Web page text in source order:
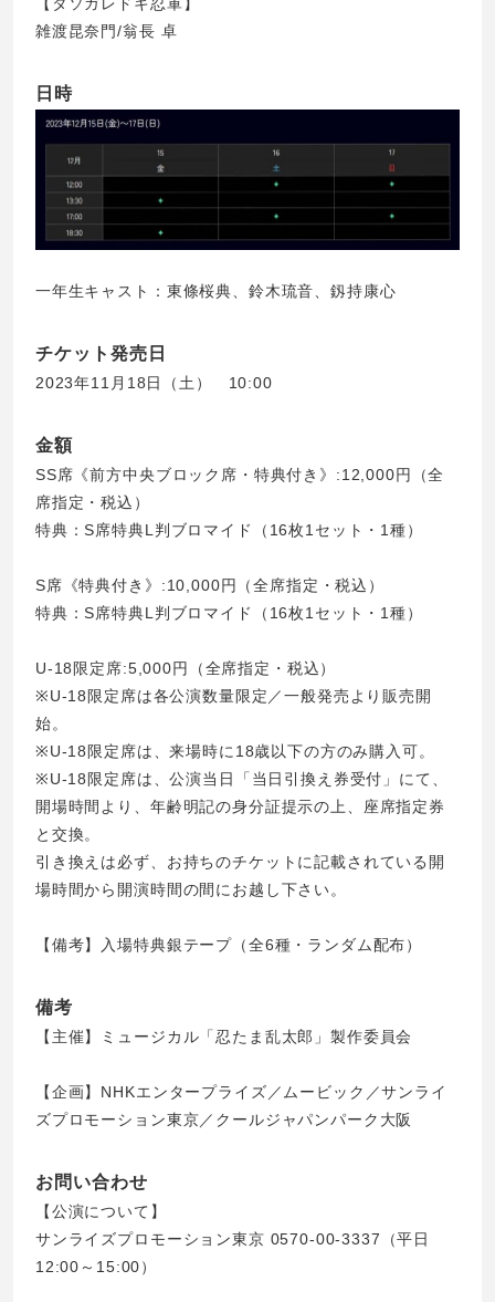
雑渡昆奈門/翁長 卓
日時
一年生キャスト：東條桜典、鈴木琉音、釼持康心
チケット発売日
2023年11月18日（土） 10:00
金額
SS席《前方中央ブロック席・特典付き》:12,000円（全
席指定・税込）
特典：S席特典L判ブロマイド（16枚1セット・1種）
S席《特典付き》:10,000円（全席指定・税込）
特典：S席特典L判ブロマイド（16枚1セット・1種）
U-18限定席:5,000円（全席指定・税込）
※U-18限定席は各公演数量限定／一般発売より販売開
始。
※U-18限定席は、来場時に18歳以下の方のみ購入可。
※U-18限定席は、公演当日「当日引換え券受付」にて、
開場時間より、年齢明記の身分証提示の上、座席指定券
と交換。
引き換えは必ず、お持ちのチケットに記載されている開
場時間から開演時間の間にお越し下さい。
【備考】入場特典銀テープ（全6種・ランダム配布）
備考
【主催】ミュージカル「忍たま乱太郎」製作委員会
【企画】NHKエンタープライズ／ムービック／サンライ
ズプロモーション東京／クールジャパンパーク大阪
お問い合わせ
【公演について】
サンライズプロモーション東京 0570-00-3337
（平日
12:00～15:00）